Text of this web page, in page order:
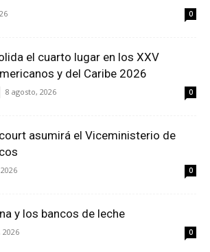
0
el cuarto lugar en los XXV
y del Caribe 2026
8 agosto, 2026 0
asumirá el Viceministerio de
0
y los bancos de leche
2026 0